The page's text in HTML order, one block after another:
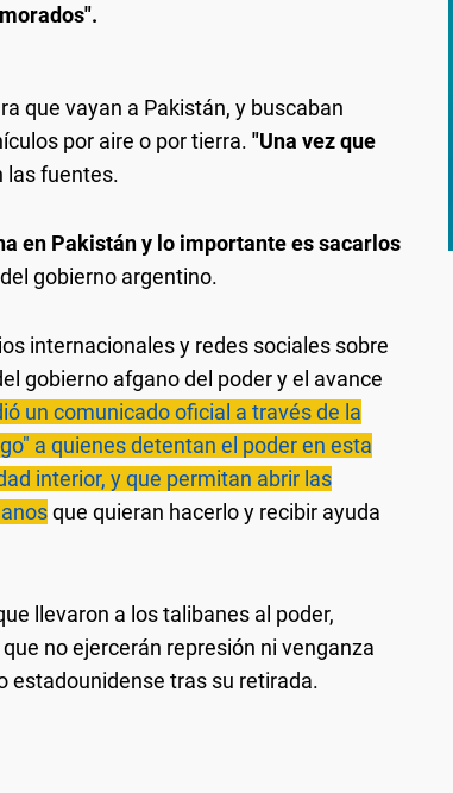
que vayan a Pakistán, y buscaban
por aire o por tierra. "Una vez que
las fuentes.
en Pakistán y lo importante es sacarlos
gobierno argentino.
internacionales y redes sociales sobre
gobierno afgano del poder y el avance
un comunicado oficial a través de la
a quienes detentan el poder en esta
interior, y que permitan abrir las
que quieran hacerlo y recibir ayuda
llevaron a los talibanes al poder,
no ejercerán represión ni venganza
estadounidense tras su retirada.